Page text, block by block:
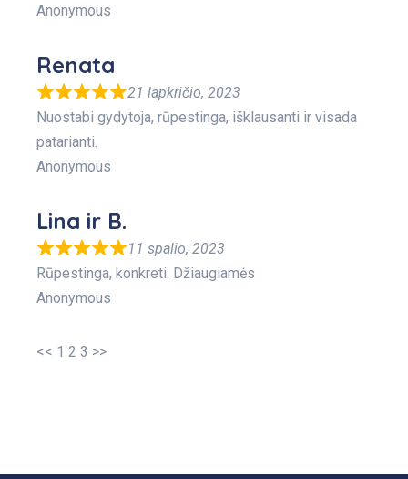
Anonymous
Renata
21 lapkričio, 2023
Nuostabi gydytoja, rūpestinga, išklausanti ir visada
patarianti.
Anonymous
Lina ir B.
11 spalio, 2023
Rūpestinga, konkreti. Džiaugiamės
Anonymous
<< 1 2 3 >>